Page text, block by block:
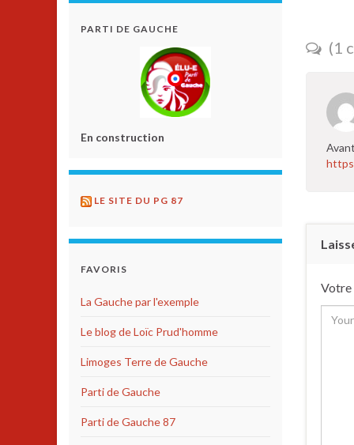
(1
Votre
PARTI DE GAUCHE
En construction
LE SITE DU PG 87
FAVORIS
La Gauche par l'exemple
Le blog de Loïc Prud'homme
Limoges Terre de Gauche
Parti de Gauche
Parti de Gauche 87